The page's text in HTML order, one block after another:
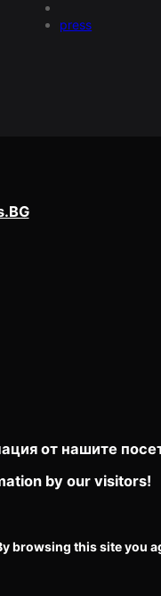
press
от нашите
by our visitors!
browsing this site you